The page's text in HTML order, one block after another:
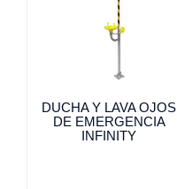
DUCHA Y LAVA OJOS
DE EMERGENCIA
INFINITY